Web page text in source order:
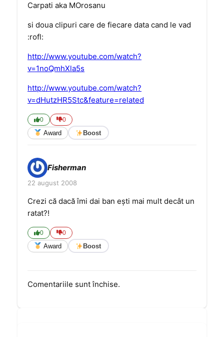
Carpati aka MOrosanu
si doua clipuri care de fiecare data cand le vad
:rofl:
http://www.youtube.com/watch?
v=1noQmhXla5s
http://www.youtube.com/watch?
v=dHutzHR5Stc&feature=related
0 0
Award Boost
Fisherman
22 august 2008
Crezi că dacă îmi dai ban eşti mai mult decât un
ratat?!
0 0
Award Boost
Comentariile sunt închise.